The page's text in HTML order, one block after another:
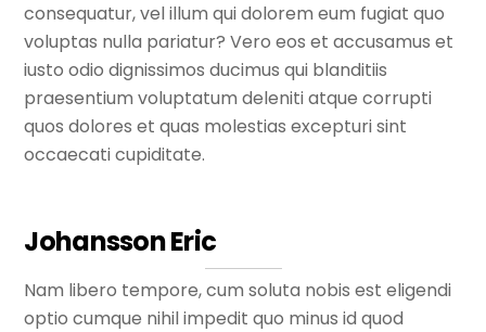
consequatur, vel illum qui dolorem eum fugiat quo
voluptas nulla pariatur? Vero eos et accusamus et
iusto odio dignissimos ducimus qui blanditiis
praesentium voluptatum deleniti atque corrupti
quos dolores et quas molestias excepturi sint
occaecati cupiditate.
Johansson Eric
Nam libero tempore, cum soluta nobis est eligendi
optio cumque nihil impedit quo minus id quod